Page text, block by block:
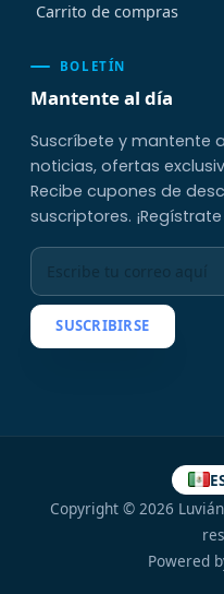
Carrito de compras
BOLETÍN
Mantente al día
Suscríbete y mantente
noticias, ofertas
Recibe cupones de
suscriptores.
SUSCRIBIRSE
Copyright © 2026
Powered